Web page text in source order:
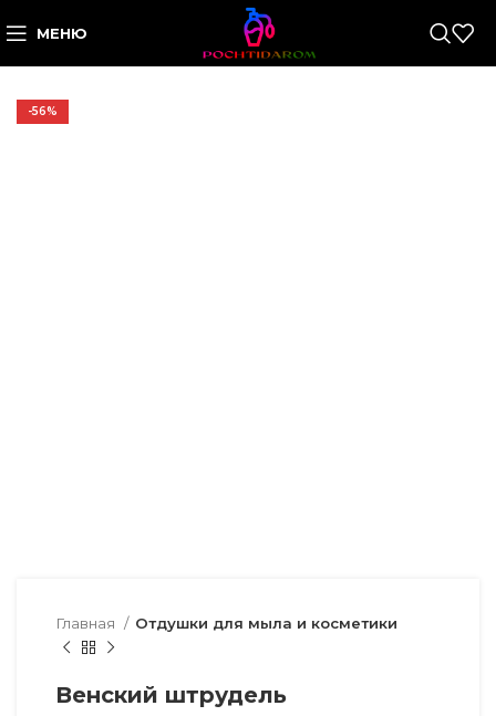
МЕНЮ
-56%
Главная Отдушки для мыла и косметики
Венский штрудель